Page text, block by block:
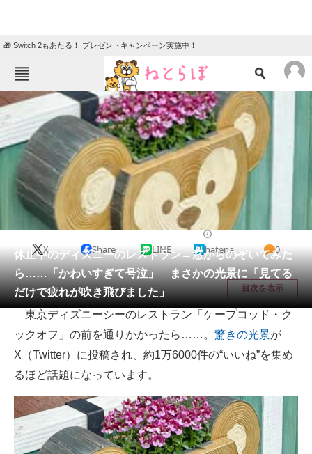
🎁 Switch 2もあたる！ プレゼントキャンペーン実施中！
ねとらぼメニュー
TOP ニュース
エンタメ クイズ
地域
住まい 教育・育児
リサーチ
会員記事
メディア
注目記事を集めた総合ページ
ITの今と未来を見通す
スマホと通信の最新トレンド
進化するPCとデバイスの未来
好きが集まる 比べて選べる
休止中のディズニーのレストラン→窓からのぞいてみた
ら……「かわいすぎて号泣」 まさかの光景に「見てる
だけで疲れが吹き飛びました」
X Share LINE hatena 0
目次を表示
東京ディズニーシーのレストラン「ケープコッド・ク
ックオフ」の前を通りかかったら……。 驚きの光景が
X（Twitter）に投稿され、約1万6000件の“いいね”を集め
るほど話題になっています。